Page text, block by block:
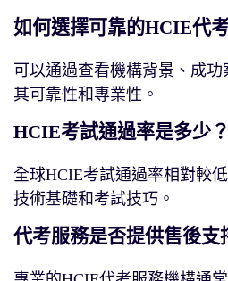
如何選擇可靠的HCIE代
可以通過查看機構背景、成
其可靠性和專業性。
HCIE考試通過率是多少？
全球HCIE考試通過率相對較
技術基礎和考試技巧。
代考服務是否提供售後支